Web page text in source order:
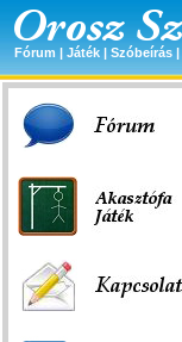
Fórum | Játék | Szóbeírás |